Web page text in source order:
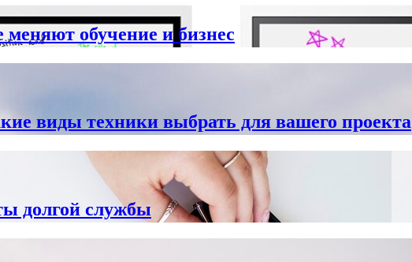
обучение и бизнес
виды техники выбрать для вашего проекта
долгой службы